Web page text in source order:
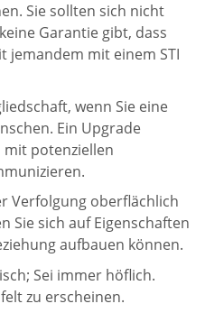
Sie sollten sich nicht
Garantie gibt, dass
jemandem mit einem STI
wenn Sie eine
Ein Upgrade
mit potenziellen
Verfolgung oberflächlich
Sie sich auf Eigenschaften
aufbauen können.
Sei immer höflich.
zu erscheinen.